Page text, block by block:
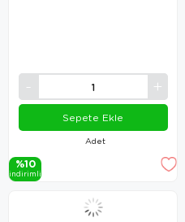
Adet
Sepete Ekle
%10
i̇ndi̇ri̇mli̇